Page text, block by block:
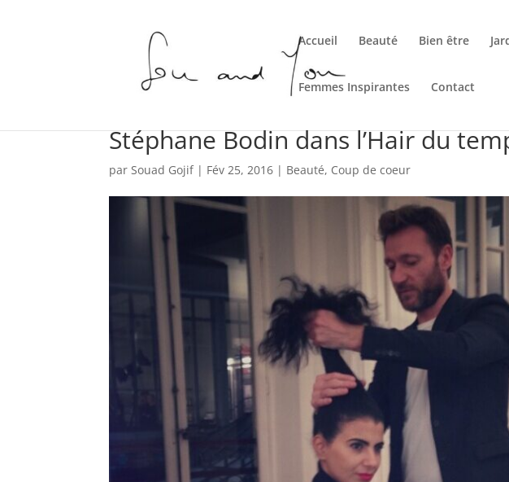
Accueil Beauté Bien être
Femmes Inspirantes Contact
Stéphane Bodin dans l’Hair du
parSouad Gojif| Fév 25, 2016 | Beauté, Coup de coeur